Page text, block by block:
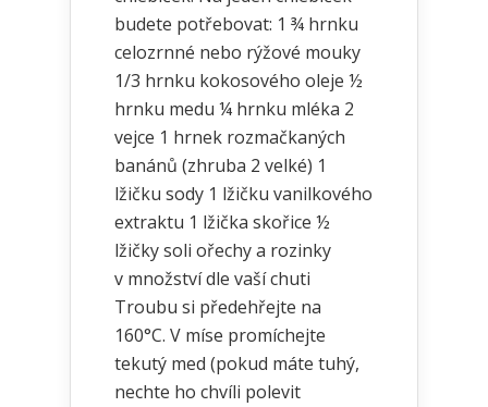
budete potřebovat: 1 ¾ hrnku
celozrnné nebo rýžové mouky
1/3 hrnku kokosového oleje ½
hrnku medu ¼ hrnku mléka 2
vejce 1 hrnek rozmačkaných
banánů (zhruba 2 velké) 1
lžičku sody 1 lžičku vanilkového
extraktu 1 lžička skořice ½
lžičky soli ořechy a rozinky
v množství dle vaší chuti
Troubu si předehřejte na
160°C. V míse promíchejte
tekutý med (pokud máte tuhý,
nechte ho chvíli polevit